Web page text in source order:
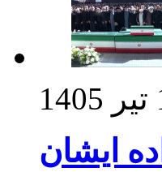
ایشان